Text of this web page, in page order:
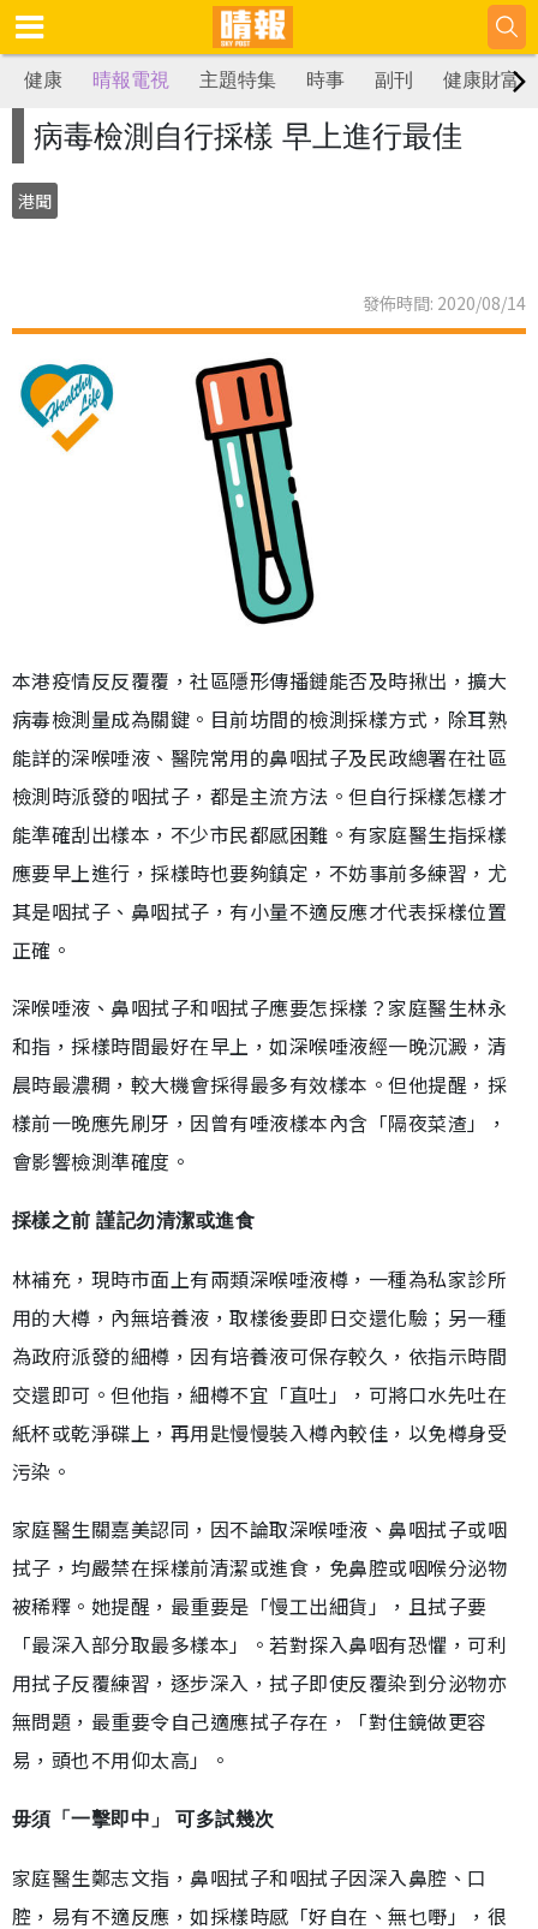
健康 晴報電視 主題特集 時事 副刊 健康財富
病毒檢測自行採樣 早上進行最佳
港聞
發佈時間: 2020/08/14
本港疫情反反覆覆，社區隱形傳播鏈能否及時揪出，擴大
病毒檢測量成為關鍵。目前坊間的檢測採樣方式，除耳熟
能詳的深喉唾液、醫院常用的鼻咽拭子及民政總署在社區
檢測時派發的咽拭子，都是主流方法。但自行採樣怎樣才
能準確刮出樣本，不少市民都感困難。有家庭醫生指採樣
應要早上進行，採樣時也要夠鎮定，不妨事前多練習，尤
其是咽拭子、鼻咽拭子，有小量不適反應才代表採樣位置
正確。
深喉唾液、鼻咽拭子和咽拭子應要怎採樣？家庭醫生林永
和指，採樣時間最好在早上，如深喉唾液經一晚沉澱，清
晨時最濃稠，較大機會採得最多有效樣本。但他提醒，採
樣前一晚應先刷牙，因曾有唾液樣本內含「隔夜菜渣」，
會影響檢測準確度。
採樣之前 謹記勿清潔或進食
林補充，現時市面上有兩類深喉唾液樽，一種為私家診所
用的大樽，內無培養液，取樣後要即日交還化驗；另一種
為政府派發的細樽，因有培養液可保存較久，依指示時間
交還即可。但他指，細樽不宜「直吐」，可將口水先吐在
紙杯或乾淨碟上，再用匙慢慢裝入樽內較佳，以免樽身受
污染。
家庭醫生關嘉美認同，因不論取深喉唾液、鼻咽拭子或咽
拭子，均嚴禁在採樣前清潔或進食，免鼻腔或咽喉分泌物
被稀釋。她提醒，最重要是「慢工出細貨」，且拭子要
「最深入部分取最多樣本」。若對探入鼻咽有恐懼，可利
用拭子反覆練習，逐步深入，拭子即使反覆染到分泌物亦
無問題，最重要令自己適應拭子存在，「對住鏡做更容
易，頭也不用仰太高」。
毋須「一擊即中」 可多試幾次
家庭醫生鄭志文指，鼻咽拭子和咽拭子因深入鼻腔、口
腔，易有不適反應，如採樣時感「好自在、無乜嘢」，很